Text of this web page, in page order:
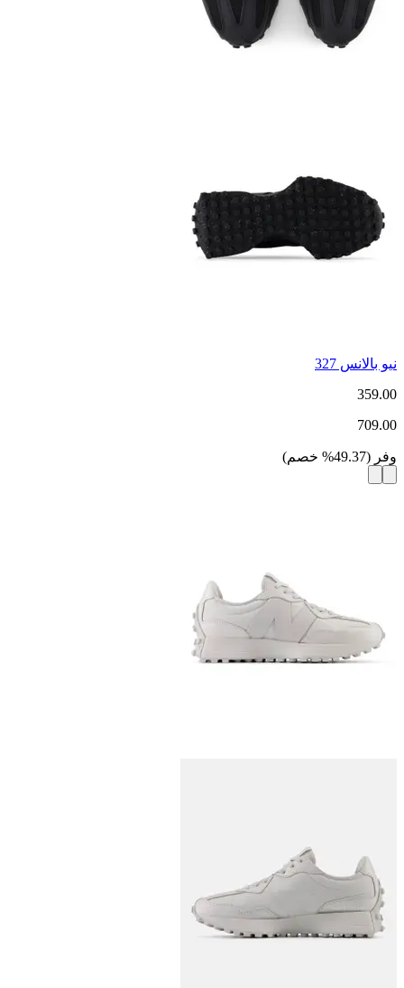
نيو بالانس 327
359.00
709.00
وفر (
49.37
% خصم)